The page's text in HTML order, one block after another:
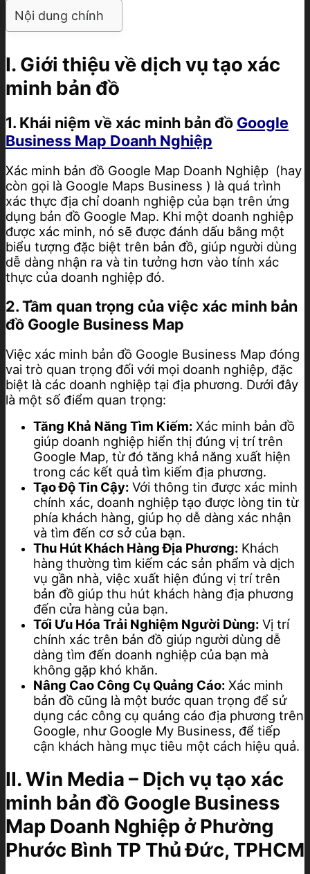
Nội dung chính
I. Giới thiệu về dịch vụ tạo xác
minh bản đồ
1. Khái niệm về xác minh bản đồ Google
Business Map Doanh Nghiệp
Xác minh bản đồ Google Map Doanh Nghiệp (hay
còn gọi là Google Maps Business ) là quá trình
xác thực địa chỉ doanh nghiệp của bạn trên ứng
dụng bản đồ Google Map. Khi một doanh nghiệp
được xác minh, nó sẽ được đánh dấu bằng một
biểu tượng đặc biệt trên bản đồ, giúp người dùng
dễ dàng nhận ra và tin tưởng hơn vào tính xác
thực của doanh nghiệp đó.
2. Tầm quan trọng của việc xác minh bản
đồ Google Business Map
Việc xác minh bản đồ Google Business Map đóng
vai trò quan trọng đối với mọi doanh nghiệp, đặc
biệt là các doanh nghiệp tại địa phương. Dưới đây
là một số điểm quan trọng:
Tăng Khả Năng Tìm Kiếm: Xác minh bản đồ
giúp doanh nghiệp hiển thị đúng vị trí trên
Google Map, từ đó tăng khả năng xuất hiện
trong các kết quả tìm kiếm địa phương.
Tạo Độ Tin Cậy: Với thông tin được xác minh
chính xác, doanh nghiệp tạo được lòng tin từ
phía khách hàng, giúp họ dễ dàng xác nhận
và tìm đến cơ sở của bạn.
Thu Hút Khách Hàng Địa Phương: Khách
hàng thường tìm kiếm các sản phẩm và dịch
vụ gần nhà, việc xuất hiện đúng vị trí trên
bản đồ giúp thu hút khách hàng địa phương
đến cửa hàng của bạn.
Tối Ưu Hóa Trải Nghiệm Người Dùng: Vị trí
chính xác trên bản đồ giúp người dùng dễ
dàng tìm đến doanh nghiệp của bạn mà
không gặp khó khăn.
Nâng Cao Công Cụ Quảng Cáo: Xác minh
bản đồ cũng là một bước quan trọng để sử
dụng các công cụ quảng cáo địa phương trên
Google, như Google My Business, để tiếp
cận khách hàng mục tiêu một cách hiệu quả.
II. Win Media – Dịch vụ tạo xác
minh bản đồ Google Business
Map Doanh Nghiệp ở Phường
Phước Bình TP Thủ Đức, TPHCM